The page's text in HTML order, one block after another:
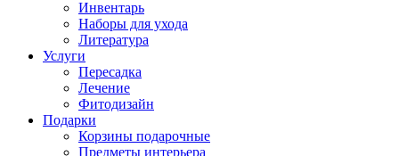
Инвентарь
Наборы для ухода
Литература
Услуги
Пересадка
Лечение
Фитодизайн
Подарки
Корзины подарочные
Предметы интерьера